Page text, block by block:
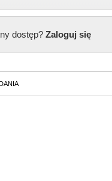
dostęp?Zaloguj się